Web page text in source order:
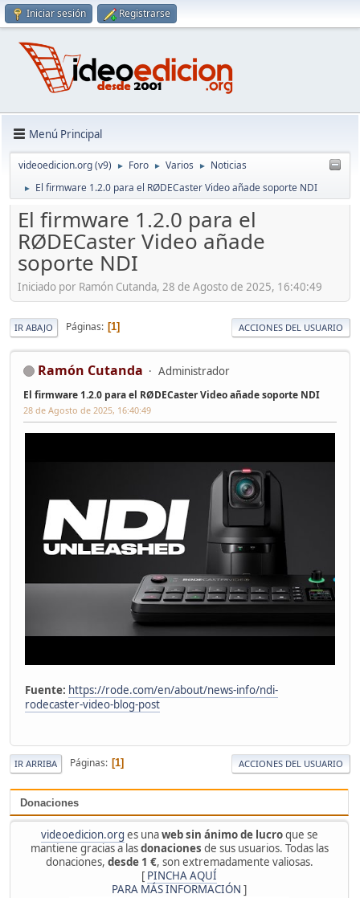
Iniciar sesión Registrarse
Menú Principal
videoedicion.org (v9) ► Foro ► Varios ► Noticias
► El firmware 1.2.0 para el RØDECaster Video añade soporte NDI
Donaciones
videoedicion.org es unaweb sin ánimo de lucroque se
mantiene gracias a lasdonaciones de sus usuarios. Todas las
donaciones, desde 1 €, son extremadamente valiosas.
[ PINCHA AQUÍ
PARA MÁS INFORMACIÓN ]
El firmware 1.2.0 para el
RØDECaster Video añade
soporte NDI
Iniciado por Ramón Cutanda, 28 de Agosto de 2025, 16:40:49
IR ABAJO Páginas 1 ACCIONES DEL USUARIO
Ramón Cutanda Administrador
El firmware 1.2.0 para el RØDECaster Video añade soporte NDI
28 de Agosto de 2025, 16:40:49
Fuente: https://rode.com/en/about/news-info/ndi-
rodecaster-video-blog-post
IR ARRIBA Páginas 1 ACCIONES DEL USUARIO